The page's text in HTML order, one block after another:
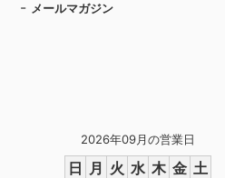
2026年09月の営業日
日 月 火 水 木 金 土
メールマガジン